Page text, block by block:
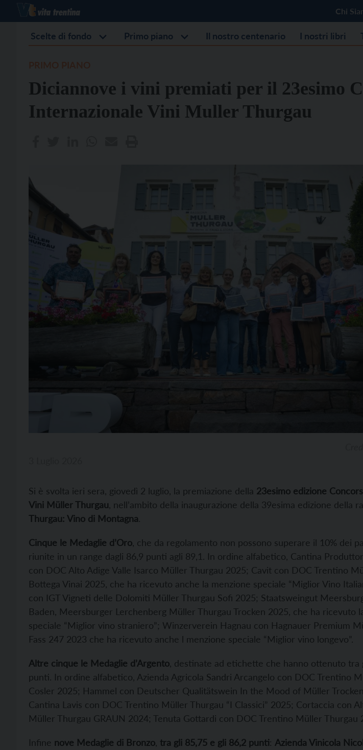
Chi
Scelte di fondo Primo piano Il nostro centenario I nostri libri
Diciannove i vini premiati per il 23esimo
Internazionale Vini Muller Thurgau
Si è svolta ieri sera, giovedì 2 luglio, la premiazione della 23esimo edizione
Vini Müller Thurgau , nell’ambito della inaugurazione della 39esima edizione della
Thurgau: Vino di Montagna.
Cinque le Medaglie d’Oro , che da regolamento non possono superare il 10% dei
riunite in un range dagli 86,9 punti agli 89,1. In ordine alfabetico, Cantina
con DOC Alto Adige Valle Isarco Müller Thurgau 2025; Cavit con DOC Trentino
Bottega Vinai 2025, che ha ricevuto anche la menzione speciale “Miglior Vino
con IGT Vigneti delle Dolomiti Müller Thurgau Sofi 2025; Staatsweingut
Baden, Meersburger Lerchenberg Müller Thurgau Trocken 2025, che ha ricevuto
speciale “Miglior vino straniero”; Winzerverein Hagnau con Hagnauer Premium
Fass 247 2023 che ha ricevuto anche l menzione speciale “Miglior vino longevo”.
Altre cinque le Medaglie d’Argento , destinate ad etichette che hanno ottenuto tra
punti. In ordine alfabetico, Azienda Agricola Sandri Arcangelo con DOC Trentino
Cosler 2025; Hammel con Deutscher Qualitätswein In the Mood of Müller
Cantina Lavis con DOC Trentino Müller Thurgau “I Classici” 2025; Cortaccia con
Müller Thurgau GRAUN 2024; Tenuta Gottardi con DOC Trentino Müller Thurgau
Infine nove Medaglie di Bronzo tra gli 85,75 e gli 86,2 punti: Azienda Vinicola